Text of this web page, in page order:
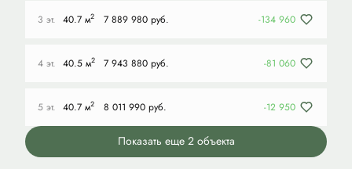
3 эт. 40.7 м2 7 889 980 руб. -134 960
4 эт. 40.5 м2 7 943 880 руб. -81 060
5 эт. 40.7 м2 8 011 990 руб. -12 950
Показать еще 2 объектa